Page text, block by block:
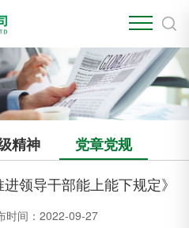
精神
党章党规
领导干部能上能下规定》
时间：2022-09-27